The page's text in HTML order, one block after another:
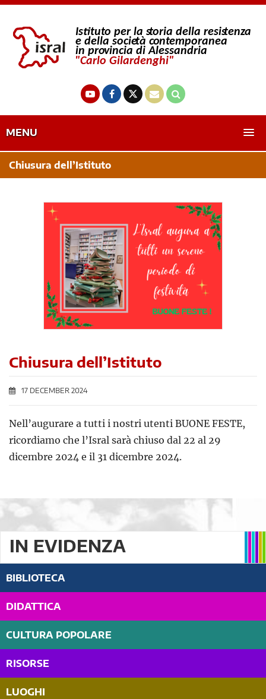
MENU
Chiusura dell’Istituto
Chiusura dell’Istituto
17 DECEMBER 2024
Nell’augurare a tutti i nostri utenti BUONE FESTE,
ricordiamo che l’Isral sarà chiuso dal 22 al 29
dicembre 2024 e il 31 dicembre 2024.
IN EVIDENZA
BIBLIOTECA
DIDATTICA
CULTURA POPOLARE
RISORSE
LUOGHI